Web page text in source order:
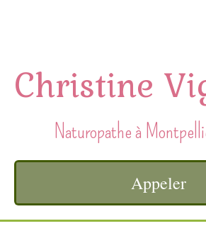
Christine
Naturopathe à
Appeler